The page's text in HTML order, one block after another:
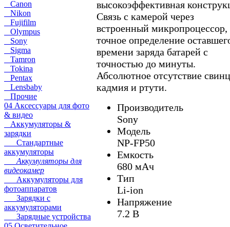
Canon
Nikon
Fujifilm
Olympus
Sony
Sigma
Tamron
Tokina
Pentax
Lensbaby
Прочие
04 Аксессуары для фото
& видео
Аккумуляторы &
зарядки
Стандартные
аккумуляторы
Аккумуляторы для
видеокамер
Аккумуляторы для
фотоаппаратов
Зарядки с
аккумуляторами
Зарядные устройства
высокоэффективная
Связь с камерой через
встроенный микропроцессор,
точное определение
времени заряда батарей с
точностью до минуты.
Абсолютное отсутствие
кадмия и ртути.
Производитель
Sony
Модель
NP-FP50
Емкость
680 мАч
Тип
Li-ion
Напряжение
7.2 В